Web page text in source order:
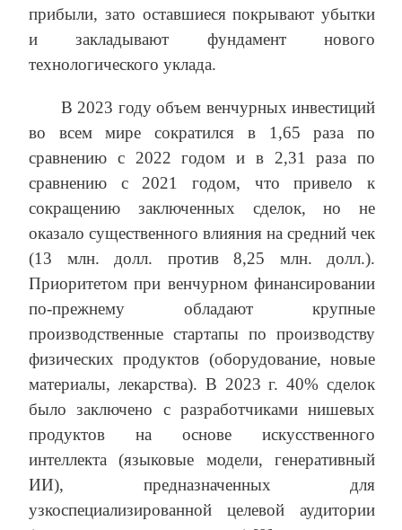
прибыли, зато оставшиеся покрывают убытки
и закладывают фундамент нового
технологического уклада.
В 2023 году объем венчурных инвестиций
во всем мире сократился в 1,65 раза по
сравнению с 2022 годом и в 2,31 раза по
сравнению с 2021 годом, что привело к
сокращению заключенных сделок, но не
оказало существенного влияния на средний чек
(13 млн. долл. против 8,25 млн. долл.).
Приоритетом при венчурном финансировании
по-прежнему обладают крупные
производственные стартапы по производству
физических продуктов (оборудование, новые
материалы, лекарства). В 2023 г. 40% сделок
было заключено с разработчиками нишевых
продуктов на основе искусственного
интеллекта (языковые модели, генеративный
ИИ), предназначенных для
узкоспециализированной целевой аудитории